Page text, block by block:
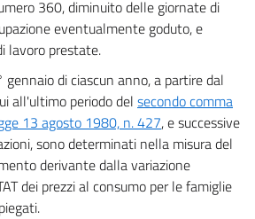
360, diminuito delle giornate di
eventualmente goduto, e
lavoro prestate.
di ciascun anno, a partire dal
all'ultimo periodo del secondo comma
13 agosto 1980, n. 427, e successive
sono determinati nella misura del
derivante dalla variazione
dei prezzi al consumo per le famiglie